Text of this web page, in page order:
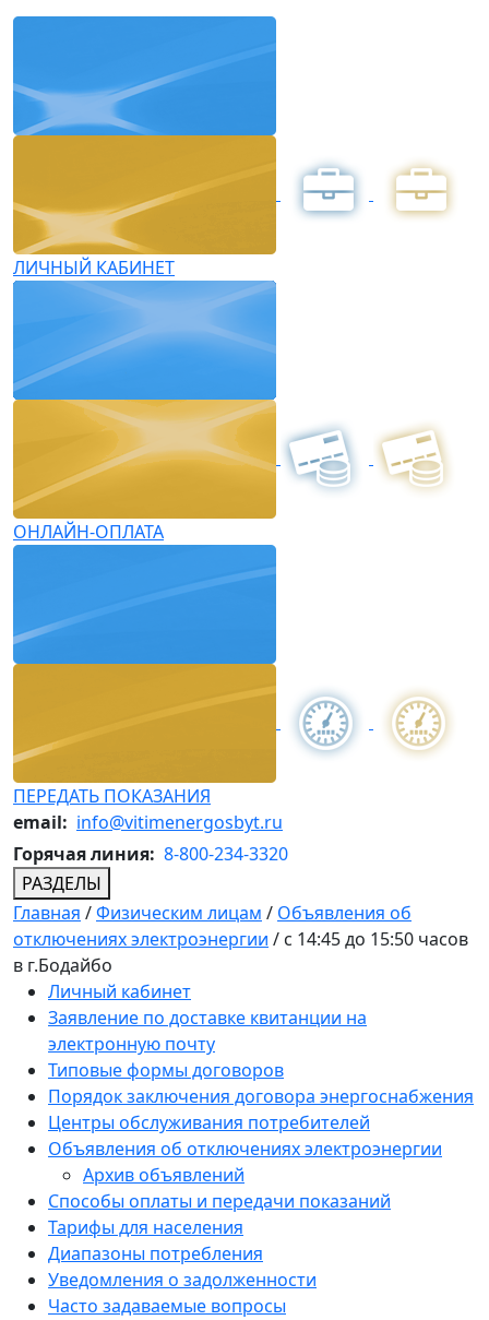
ЛИЧНЫЙ КАБИНЕТ
ОНЛАЙН-ОПЛАТА
ПЕРЕДАТЬ ПОКАЗАНИЯ
email: info@vitimenergosbyt.ru
Горячая линия: 8-800-234-3320
РАЗДЕЛЫ
Главная /Физическим лицам / Объявления об
отключениях электроэнергии / c 14:45 до 15:50 часов
в г.Бодайбо
Личный кабинет
Заявление по доставке квитанции на
электронную почту
Типовые формы договоров
Порядок заключения договора энергоснабжения
Центры обслуживания потребителей
Объявления об отключениях электроэнергии
Архив объявлений
Способы оплаты и передачи показаний
Тарифы для населения
Диапазоны потребления
Уведомления о задолженности
Часто задаваемые вопросы